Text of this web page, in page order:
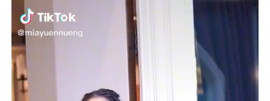
Video
Player